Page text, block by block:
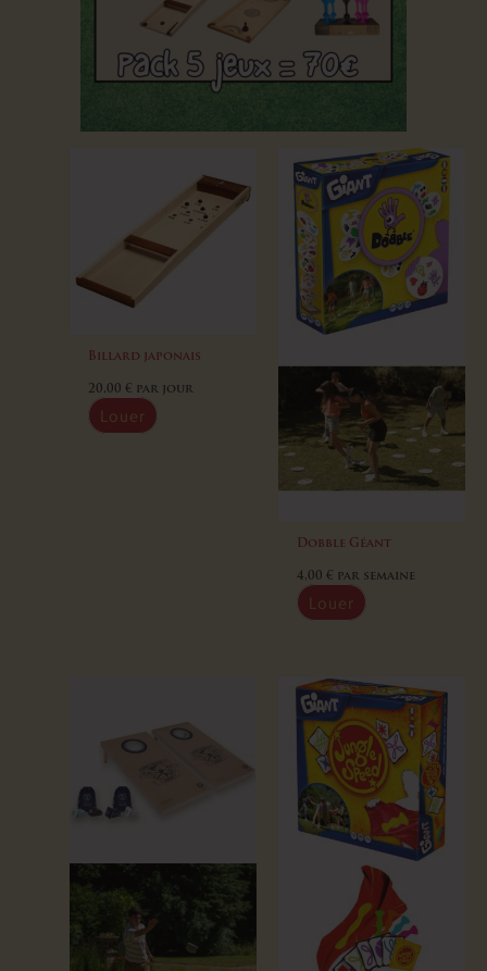
Billard japonais
20,00 € par jour
Louer
Dobble Géant
4,00 € par semaine
Louer